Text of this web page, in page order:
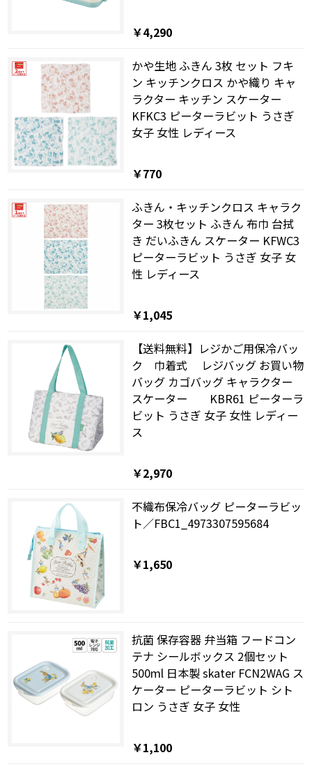
￥4,290
かや生地 ふきん 3枚 セット フキ
ン キッチンクロス かや織り キャ
ラクター キッチン スケーター
KFKC3 ピーターラビット うさぎ
女子 女性 レディース
￥770
ふきん・キッチンクロス キャラク
ター 3枚セット ふきん 布巾 台拭
き だいふきん スケーター KFWC3
ピーターラビット うさぎ 女子 女
性 レディース
￥1,045
【送料無料】レジかご用保冷バッ
ク 巾着式 レジバッグ お買い物
バッグ カゴバッグ キャラクター
スケーター KBR61 ピーターラ
ビット うさぎ 女子 女性 レディー
ス
￥2,970
不織布保冷バッグ ピーターラビッ
ト／FBC1_4973307595684
￥1,650
抗菌 保存容器 弁当箱 フードコン
テナ シールボックス 2個セット
500ml 日本製 skater FCN2WAG ス
ケーター ピーターラビット シト
ロン うさぎ 女子 女性
￥1,100